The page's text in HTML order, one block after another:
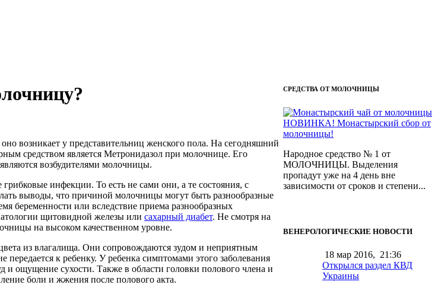
возникает у представительниц женского пола. На сегодняшний
средством является Метронидазол при молочнице. Его
возбудителями молочницы.
инфекции. То есть не сами они, а те состояния, с
выводы, что причиной молочницы могут быть разнообразные
беременности или вследствие приема разнообразных
щитовидной железы или сахарный диабет. Не смотря на
на высоком качественном уровне.
из влагалища. Они сопровождаются зудом и неприятным
к ребенку. У ребенка симптомами этого заболевания
и ощущение сухости. Также в области головки полового члена и
боли и жжения после полового акта.
СРЕДСТВА ОТ МОЛОЧНИЦЫ
НОВИНКА! Монастырский сбор от
молочницы!
Народное средство № 1 от
МОЛОЧНИЦЫ. Выделения
пропадут уже на 4 день вне
зависимости от сроков и степени...
ВЕНЕРОЛОГИЧЕСКИЕ НОВОСТИ
18 мар 2016, 21:36
Открылся раздел КВД
Украины